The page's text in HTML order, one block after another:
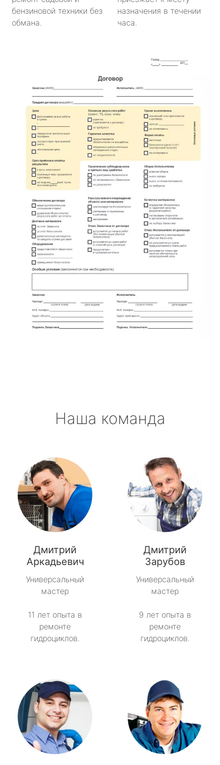
бензиновой техники без
обмана.
назначения в течении
часа.
Наша команда
Дмитрий
Аркадьевич
Универсальный
мастер
11 лет опыта в
ремонте
гидроциклов.
Дмитрий
Зарубов
Универсальный
мастер
9 лет опыта в
ремонте
гидроциклов.